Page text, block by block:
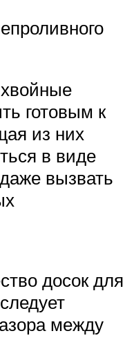
готовым к
из них
в виде
вызвать
досок для
между